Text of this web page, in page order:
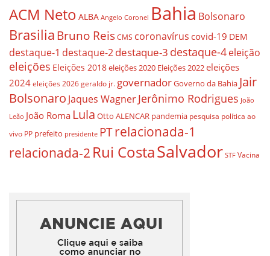
ACM Neto ALBA Angelo Coronel Bahia Bolsonaro
BrasiliaBruno ReisCMS coronavírus covid-19 DEM
destaque-1 destaque-2destaque-3 destaque-4eleição
eleições Eleições 2018eleições 2020 Eleições 2022eleições
2024 eleições 2026 geraldo jr. governadorGoverno da Bahia Jair
Bolsonaro Jaques WagnerJerônimo Rodrigues João
Leão João Roma Lula Otto ALENCAR pandemia pesquisa política ao
vivo PP prefeito presidente PTrelacionada-1
relacionada-2 Rui CostaSalvador STF Vacina